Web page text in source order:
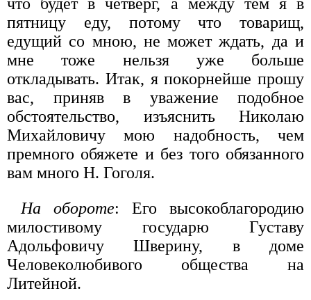
что будет в четверг, а между тем я в
пятницу еду, потому что товарищ,
едущий со мною, не может ждать, да и
мне тоже нельзя уже больше
откладывать. Итак, я покорнейше прошу
вас, приняв в уважение подобное
обстоятельство, изъяснить Николаю
Михайловичу мою надобность, чем
премного обяжете и без того обязанного
вам много Н. Гоголя.
На обороте: Его высокоблагородию
милостивому государю Густаву
Адольфовичу Шверину, в доме
Человеколюбивого общества на
Литейной.